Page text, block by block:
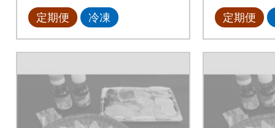
定期便 冷凍 定期便